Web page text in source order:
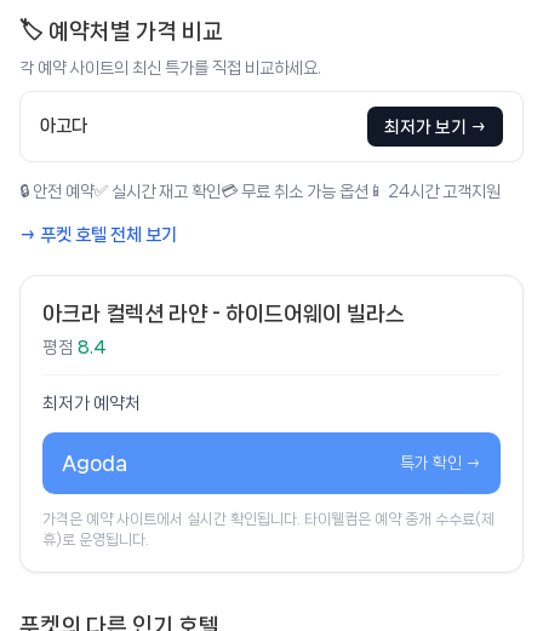
🏷️ 예약처별 가격 비교
각 예약 사이트의 최신 특가를 직접 비교하세요.
아고다 최저가 보기 →
🔒 안전 예약✅ 실시간 재고 확인 💳 무료 취소 가능 옵션 📱 24시간 고객지원
→ 푸켓 호텔 전체 보기
아크라 컬렉션 라얀 - 하이드어웨이 빌라스
평점 8.4
최저가 예약처
Agoda 특가 확인 →
가격은 예약 사이트에서 실시간 확인됩니다. 타이웰컴은 예약 중개 수수료(제
휴)로 운영됩니다.
푸켓의 다른 인기 호텔